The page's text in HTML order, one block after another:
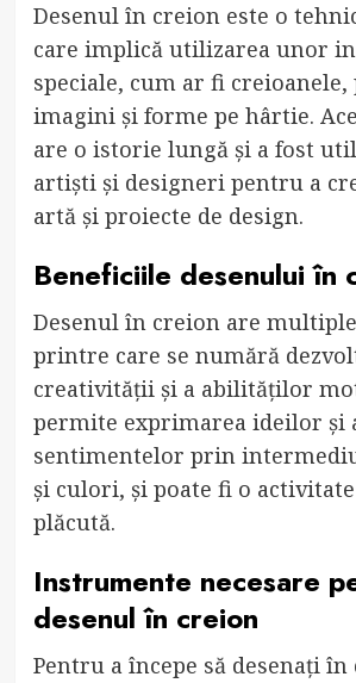
Desenul în creion este o
care implică utilizarea unor
speciale, cum ar fi
imagini și forme pe hârtie.
are o istorie lungă și a fost
artiști și designeri pentru a
artă și proiecte de design.
Beneficiile desenului în
Desenul în creion are
printre care se numără
creativității și a abilităților
permite exprimarea ideilor și
sentimentelor prin
și culori, și poate fi o
plăcută.
Instrumente necesare
desenul în creion
Pentru a începe să desenați